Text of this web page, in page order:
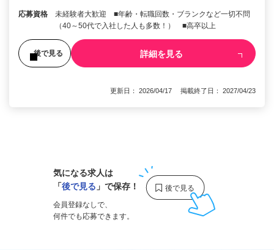
応募資格
未経験者大歓迎 ■年齢・転職回数・ブランクなど一切不問
（40～50代で入社した人も多数！） ■高卒以上
後で見る 詳細を見る
更新日： 2026/04/17 掲載終了日： 2027/04/23
気になる求人は
「後で見る 」で保存！
会員登録なしで、
何件でも応募できます。